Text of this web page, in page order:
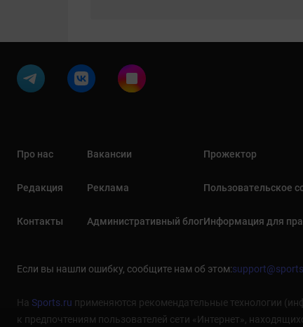
Про нас
Редакция
Контакты
Вакансии
Реклама
Административный блог
Прожектор
Пользовательское
Информация для
Если вы нашли ошибку, сообщите нам об этом:
На Sports.ru применяются рекомендательные технологии
к предпочтениям пользователей сети «Интернет»,